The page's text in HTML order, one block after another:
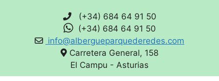
(+34) 684 64 91 50
(+34) 684 64 91 50
info@albergueparquederedes.com
Carretera General, 158
El Campu - Asturias